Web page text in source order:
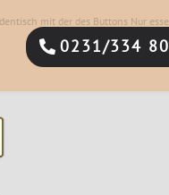
0231/334
mit der des Buttons Nur